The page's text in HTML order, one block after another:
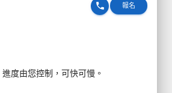
報名
phone
進度由您控制，可快可慢。